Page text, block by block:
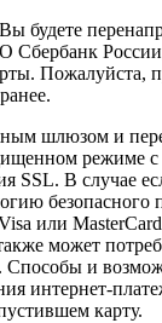
будете
Пожалуйста,
шлюзом и
режиме
SSL. В случае
безопасного
или
может
Способы и
интернет-
карту.